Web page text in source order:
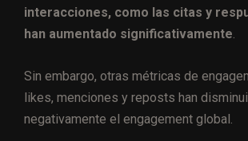
interacciones, como las citas y
han aumentado significativamente.
Sin embargo, otras métricas de
likes, menciones y reposts han
negativamente el engagement global.